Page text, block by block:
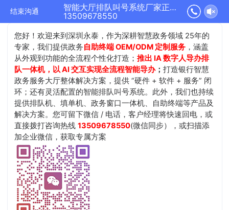
结束沟通
智能大厅排队叫号系统厂家正在为您服务
13509678550
您好！欢迎来到深圳永泰，作为深耕智慧政务领域 25年的
专家，我们提供政务自助终端 OEM/ODM 定制服务 ，涵盖
从外观到功能的全流程个性化打造；推出 IA 数字人导办排
队一体机，以 AI 交互实现全流程智能导办；打造银行智慧
政务服务大厅整体解决方案，提供 “硬件 + 软件 + 服务” 闭
环；还有灵活配置的智能排队叫号系统。此外，我们也持续
提供排队机、填单机、政务窗口一体机、自助终端等产品及
解决方案。您可留下微信 / 电话，客户经理将快速回电，或
直接拨打咨询热线13509678550(微信同步），或扫描添
加企业微信，获取专属方案